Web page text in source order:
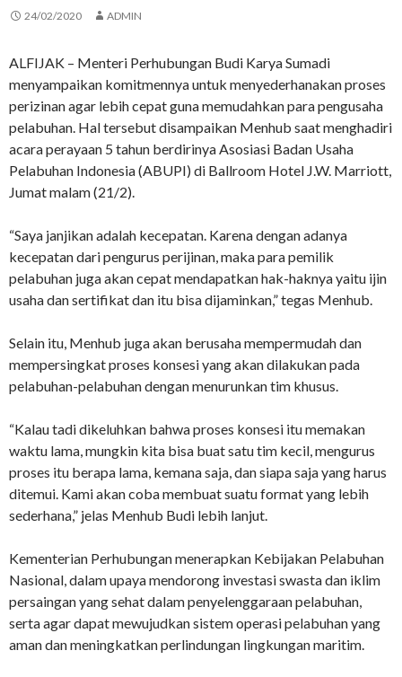
24/02/2020 ADMIN
ALFIJAK – Menteri Perhubungan Budi Karya Sumadi
menyampaikan komitmennya untuk menyederhanakan proses
perizinan agar lebih cepat guna memudahkan para pengusaha
pelabuhan. Hal tersebut disampaikan Menhub saat menghadiri
acara perayaan 5 tahun berdirinya Asosiasi Badan Usaha
Pelabuhan Indonesia (ABUPI) di Ballroom Hotel J.W. Marriott,
Jumat malam (21/2).
“Saya janjikan adalah kecepatan. Karena dengan adanya
kecepatan dari pengurus perijinan, maka para pemilik
pelabuhan juga akan cepat mendapatkan hak-haknya yaitu ijin
usaha dan sertifikat dan itu bisa dijaminkan,” tegas Menhub.
Selain itu, Menhub juga akan berusaha mempermudah dan
mempersingkat proses konsesi yang akan dilakukan pada
pelabuhan-pelabuhan dengan menurunkan tim khusus.
“Kalau tadi dikeluhkan bahwa proses konsesi itu memakan
waktu lama, mungkin kita bisa buat satu tim kecil, mengurus
proses itu berapa lama, kemana saja, dan siapa saja yang harus
ditemui. Kami akan coba membuat suatu format yang lebih
sederhana,” jelas Menhub Budi lebih lanjut.
Kementerian Perhubungan menerapkan Kebijakan Pelabuhan
Nasional, dalam upaya mendorong investasi swasta dan iklim
persaingan yang sehat dalam penyelenggaraan pelabuhan,
serta agar dapat mewujudkan sistem operasi pelabuhan yang
aman dan meningkatkan perlindungan lingkungan maritim.